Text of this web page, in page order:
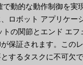
動的な動作制御を実
ロボット アプリケー
の関節とエンド エフ
保証されます。この
するタスクに不可欠